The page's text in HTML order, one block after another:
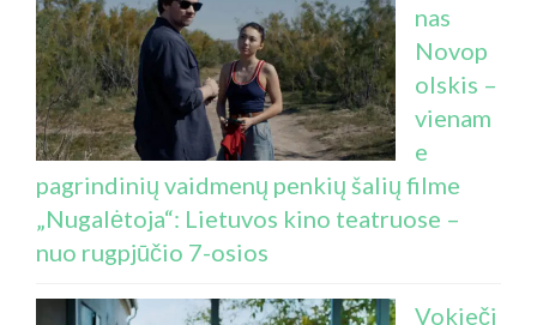
nas
Novop
olskis –
vienam
e
pagrindinių vaidmenų penkių šalių filme
„Nugalėtoja“: Lietuvos kino teatruose –
nuo rugpjūčio 7-osios
Vokieči